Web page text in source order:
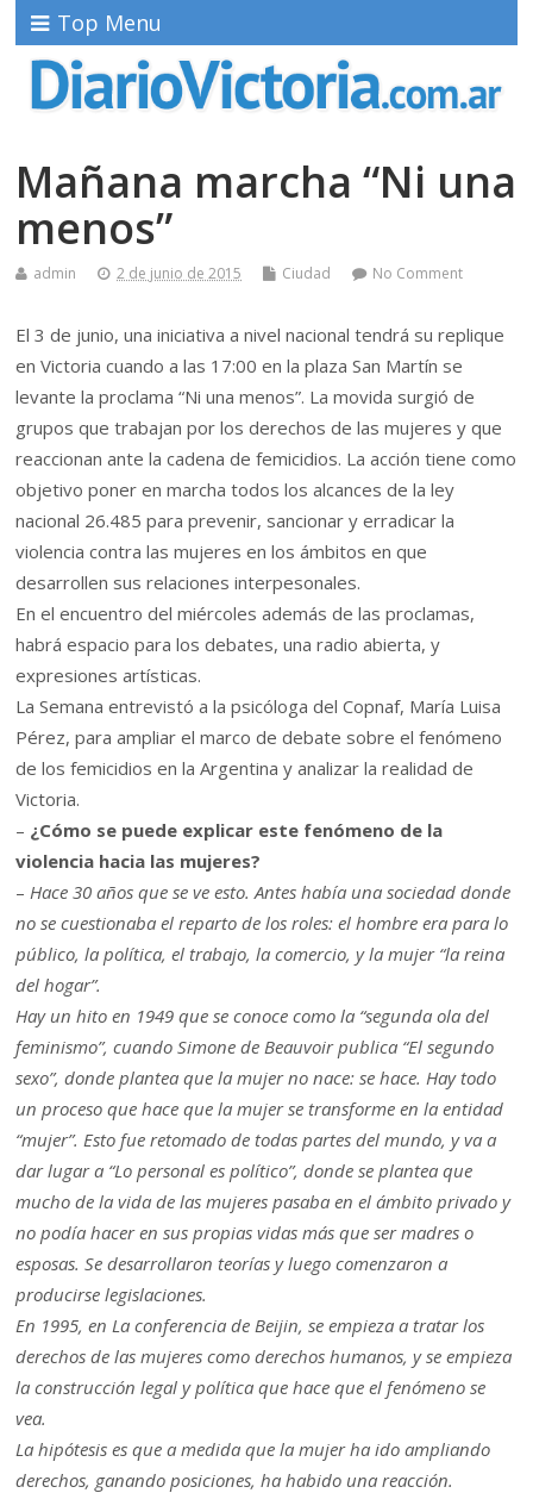
Top Menu
Mañana marcha “Ni una
menos”
admin 2 de junio de 2015 Ciudad No Comment
El 3 de junio, una iniciativa a nivel nacional tendrá su replique
en Victoria cuando a las 17:00 en la plaza San Martín se
levante la proclama “Ni una menos”. La movida surgió de
grupos que trabajan por los derechos de las mujeres y que
reaccionan ante la cadena de femicidios. La acción tiene como
objetivo poner en marcha todos los alcances de la ley
nacional 26.485 para prevenir, sancionar y erradicar la
violencia contra las mujeres en los ámbitos en que
desarrollen sus relaciones interpesonales.
En el encuentro del miércoles además de las proclamas,
habrá espacio para los debates, una radio abierta, y
expresiones artísticas.
La Semana entrevistó a la psicóloga del Copnaf, María Luisa
Pérez, para ampliar el marco de debate sobre el fenómeno
de los femicidios en la Argentina y analizar la realidad de
Victoria.
– ¿Cómo se puede explicar este fenómeno de la
violencia hacia las mujeres?
– Hace 30 años que se ve esto. Antes había una sociedad donde
no se cuestionaba el reparto de los roles: el hombre era para lo
público, la política, el trabajo, la comercio, y la mujer “la reina
del hogar”.
Hay un hito en 1949 que se conoce como la “segunda ola del
feminismo”, cuando Simone de Beauvoir publica “El segundo
sexo”, donde plantea que la mujer no nace: se hace. Hay todo
un proceso que hace que la mujer se transforme en la entidad
“mujer”. Esto fue retomado de todas partes del mundo, y va a
dar lugar a “Lo personal es político”, donde se plantea que
mucho de la vida de las mujeres pasaba en el ámbito privado y
no podía hacer en sus propias vidas más que ser madres o
esposas. Se desarrollaron teorías y luego comenzaron a
producirse legislaciones.
En 1995, en La conferencia de Beijin, se empieza a tratar los
derechos de las mujeres como derechos humanos, y se empieza
la construcción legal y política que hace que el fenómeno se
vea.
La hipótesis es que a medida que la mujer ha ido ampliando
derechos, ganando posiciones, ha habido una reacción.